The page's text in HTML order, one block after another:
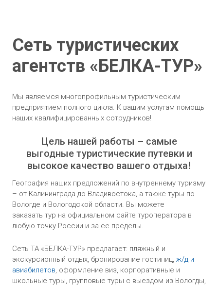
Сеть туристических
агентств «БЕЛКА-ТУР»
Мы являемся многопрофильным туристическим
предприятием полного цикла. К вашим услугам помощь
наших квалифицированных сотрудников!
Цель нашей работы – самые
выгодные туристические путевки и
высокое качество вашего отдыха!
География наших предложений по внутреннему туризму
– от Калининграда до Владивостока, а также туры по
Вологде и Вологодской области. Вы можете
заказать тур на официальном сайте туроператора в
любую точку России и за ее пределы.
Сеть ТА «БЕЛКА-ТУР» предлагает: пляжный и
экскурсионный отдых, бронирование гостиниц, ж/д и
авиабилетов , оформление виз, корпоративные и
школьные туры, групповые туры с выездом из Вологды,